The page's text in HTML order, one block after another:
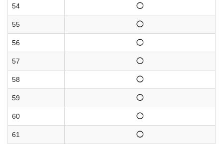
54 ◯
55 ◯
56 ◯
57 ◯
58 ◯
59 ◯
60 ◯
61 ◯